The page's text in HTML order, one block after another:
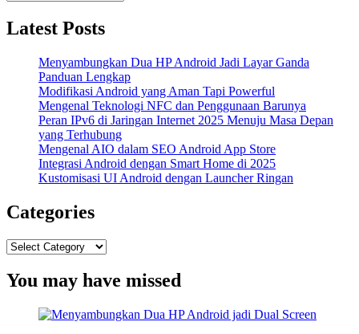
Latest Posts
Menyambungkan Dua HP Android Jadi Layar Ganda
Panduan Lengkap
Modifikasi Android yang Aman Tapi Powerful
Mengenal Teknologi NFC dan Penggunaan Barunya
Peran IPv6 di Jaringan Internet 2025 Menuju Masa Depan
yang Terhubung
Mengenal AIO dalam SEO Android App Store
Integrasi Android dengan Smart Home di 2025
Kustomisasi UI Android dengan Launcher Ringan
Categories
Categories
You may have missed